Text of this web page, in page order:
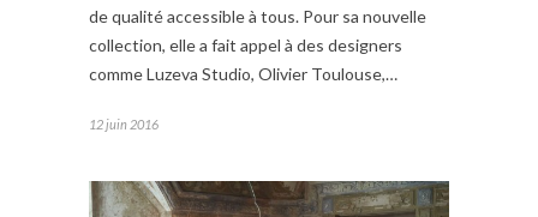
de qualité accessible à tous. Pour sa nouvelle
collection, elle a fait appel à des designers
comme Luzeva Studio, Olivier Toulouse,…
12 juin 2016